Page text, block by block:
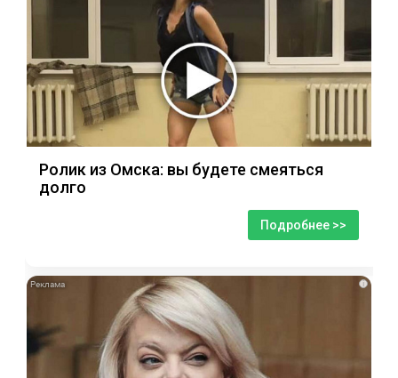
Ролик из Омска: вы будете смеяться
долго
Подробнее >>
i